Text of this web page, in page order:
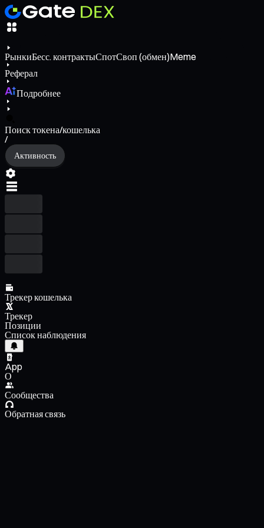
РынкиБесс. контрактыСпотСвоп (обмен)Meme
Реферал
Подробнее
Поиск токена/кошелька
/
Активность
Трекер кошелька
Трекер
Позиции
Список наблюдения
App
О
Сообщества
Обратная связь